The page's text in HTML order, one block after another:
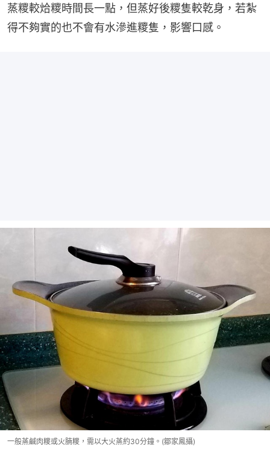
蒸糭較烚糭時間長一點，但蒸好後糭隻較乾身，若紮
得不夠實的也不會有水滲進糭隻，影響口感。
一般蒸鹹肉糭或火腩糭，需以大火蒸約30分鐘。(鄒家鳳攝)